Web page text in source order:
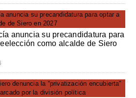
anuncia su precandidatura para
como alcalde de Siero